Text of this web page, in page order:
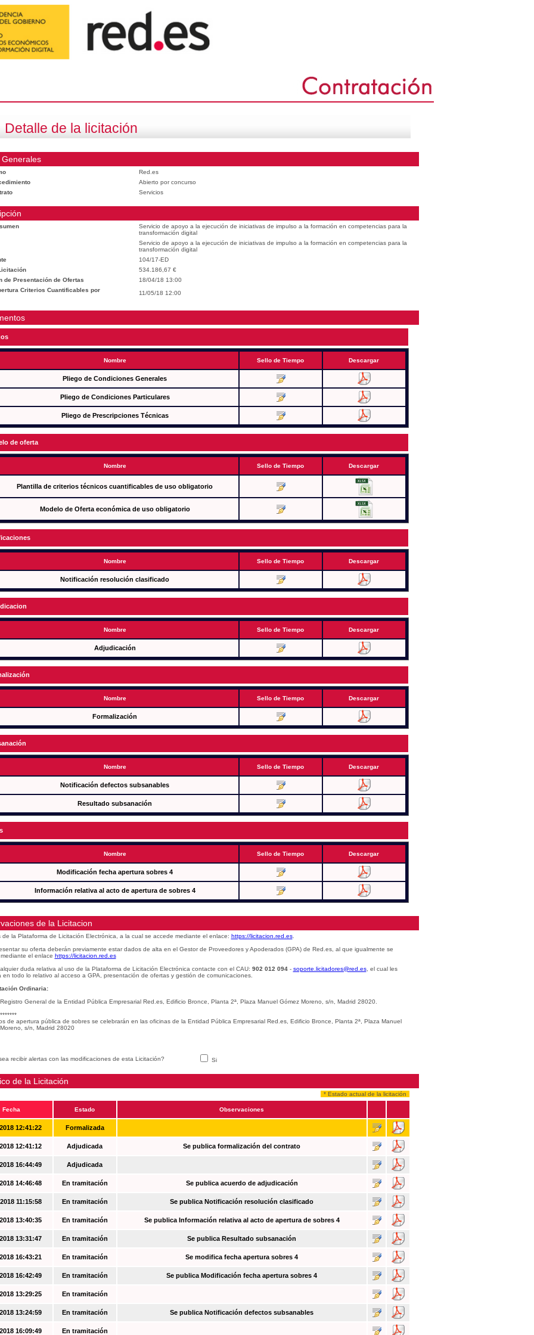
Detalle de la licitación
Generales
Red.es
Abierto por concurso
Servicios
Servicio de apoyo a la ejecución de iniciativas de impulso a la formación en competencias para la
transformación digital
Servicio de apoyo a la ejecución de iniciativas de impulso a la formación en competencias para la
transformación digital
104/17-ED
534.186,67 €
de Presentación de Ofertas
18/04/18 13:00
Criterios Cuantificables por
11/05/18 12:00
Nombre Sello de Tiempo Descargar
Pliego de Condiciones Generales
Pliego de Condiciones Particulares
Pliego de Prescripciones Técnicas
de oferta
Nombre Sello de Tiempo Descargar
Plantilla de criterios técnicos cuantificables de uso obligatorio
Modelo de Oferta económica de uso obligatorio
Nombre Sello de Tiempo Descargar
Notificación resolución clasificado
Nombre Sello de Tiempo Descargar
Adjudicación
Nombre Sello de Tiempo Descargar
Formalización
Nombre Sello de Tiempo Descargar
Notificación defectos subsanables
Resultado subsanación
Nombre Sello de Tiempo Descargar
Modificación fecha apertura sobres 4
Información relativa al acto de apertura de sobres 4
de la Licitacion
de la Plataforma de Licitación Electrónica, a la cual se accede mediante el enlace: https://licitacion.red.es.
su oferta deberán previamente estar dados de alta en el Gestor de Proveedores y Apoderados (GPA) de Red.es, al que igualmente se
el enlace https://licitacion.red.es
duda relativa al uso de la Plataforma de Licitación Electrónica contacte con el CAU: 902 012 094- soporte.licitadores@red.es, el cual les
en todo lo relativo al acceso a GPA, presentación de ofertas y gestión de comunicaciones.
Ordinaria:
General de la Entidad Pública Empresarial Red.es, Edificio Bronce, Planta 2ª, Plaza Manuel Gómez Moreno, s/n, Madrid 28020.
de apertura pública de sobres se celebrarán en las oficinas de la Entidad Pública Empresarial Red.es, Edificio Bronce, Planta 2ª, Plaza Manuel
s/n, Madrid 28020
recibir alertas con las modificaciones de esta Licitación? Si
de la Licitación
* Estado actual de la licitación
Fecha Estado Observaciones
12:41:22 Formalizada
12:41:12 Adjudicada Se publica formalización del contrato
16:44:49 Adjudicada
14:46:48 En tramitación Se publica acuerdo de adjudicación
11:15:58 En tramitación Se publica Notificación resolución clasificado
13:40:35 En tramitación Se publica Información relativa al acto de apertura de sobres 4
13:31:47 En tramitación Se publica Resultado subsanación
16:43:21 En tramitación Se modifica fecha apertura sobres 4
16:42:49 En tramitación Se publica Modificación fecha apertura sobres 4
13:29:25 En tramitación
13:24:59 En tramitación Se publica Notificación defectos subsanables
16:09:49 En tramitación